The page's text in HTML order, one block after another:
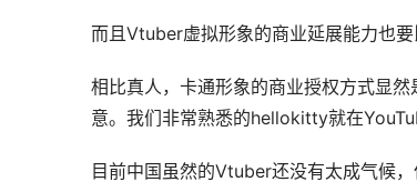
而且Vtuber虚拟形象的商业延展能力也要
相比真人，卡通形象的商业授权方式显
意。我们非常熟悉的hellokitty就在
目前中国虽然的Vtuber还没有太成气候